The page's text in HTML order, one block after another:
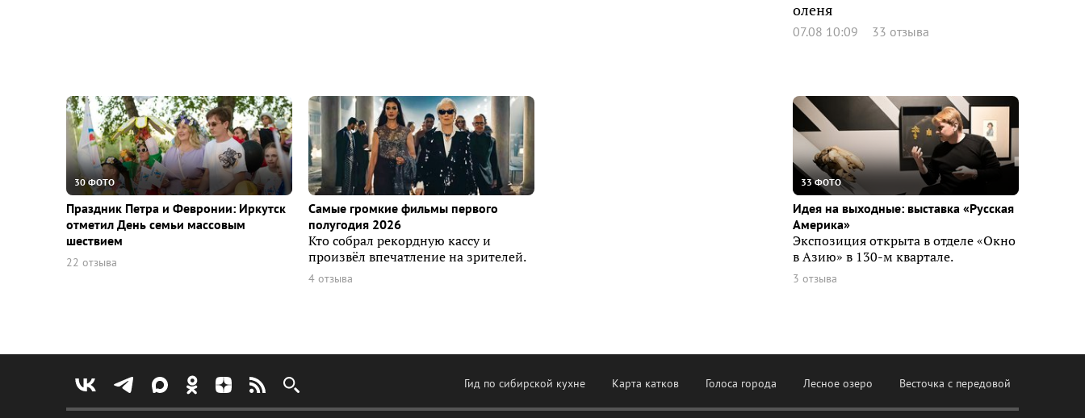
оленя
07.08 10:09 33 отзыва
30 ФОТО
Праздник Петра и Февронии: Иркутск
отметил День семьи массовым
шествием
22 отзыва
Самые громкие фильмы первого
полугодия 2026
Кто собрал рекордную кассу и
произвёл впечатление на зрителей.
4 отзыва
33 ФОТО
Идея на выходные: выставка «Русская
Америка»
Экспозиция открыта в отделе «Окно
в Азию» в 130-м квартале.
3 отзыва
Гид по сибирской кухне Карта катков Голоса города Лесное озеро Весточка с передовой